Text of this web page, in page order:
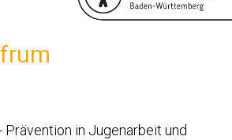
in Jugenarbeit und